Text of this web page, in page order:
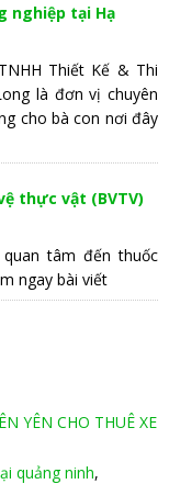
nghiệp tại Hạ
Thiết Kế & Thi
là đơn vị chuyên
cho bà con nơi đây
thực vật (BVTV)
tâm đến thuốc
ngay bài viết
YÊN CHO THUÊ XE
quảng ninh,